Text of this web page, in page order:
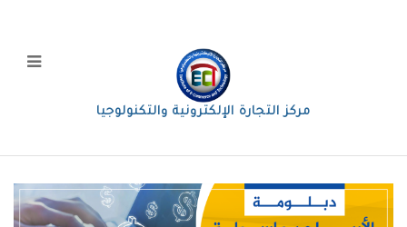
مركز التجارة الإلكترونية والتكنولوجيا